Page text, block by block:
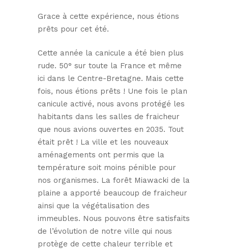
Grace à cette expérience, nous étions
prêts pour cet été.
Cette année la canicule a été bien plus
rude. 50° sur toute la France et même
ici dans le Centre-Bretagne. Mais cette
fois, nous étions prêts ! Une fois le plan
canicule activé, nous avons protégé les
habitants dans les salles de fraicheur
que nous avions ouvertes en 2035. Tout
était prêt ! La ville et les nouveaux
aménagements ont permis que la
température soit moins pénible pour
nos organismes. La forêt Miawacki de la
plaine a apporté beaucoup de fraicheur
ainsi que la végétalisation des
immeubles. Nous pouvons être satisfaits
de l’évolution de notre ville qui nous
protège de cette chaleur terrible et